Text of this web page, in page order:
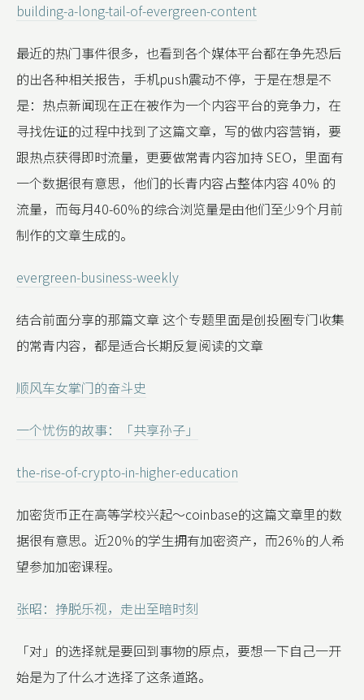
building-a-long-tail-of-evergreen-content
最近的热门事件很多，也看到各个媒体平台都在争先恐后
的出各种相关报告，手机push震动不停，于是在想是不
是：热点新闻现在正在被作为一个内容平台的竞争力，在
寻找佐证的过程中找到了这篇文章，写的做内容营销，要
跟热点获得即时流量，更要做常青内容加持 SEO，里面有
一个数据很有意思，他们的长青内容占整体内容 40% 的
流量，而每月40-60％的综合浏览量是由他们至少9个月前
制作的文章生成的。
evergreen-business-weekly
结合前面分享的那篇文章 这个专题里面是创投圈专门收集
的常青内容，都是适合长期反复阅读的文章
顺风车女掌门的奋斗史
一个忧伤的故事：「共享孙子」
the-rise-of-crypto-in-higher-education
加密货币正在高等学校兴起～coinbase的这篇文章里的数
据很有意思。近20％的学生拥有加密资产，而26％的人希
望参加加密课程。
张昭：挣脱乐视，走出至暗时刻
「对」的选择就是要回到事物的原点，要想一下自己一开
始是为了什么才选择了这条道路。